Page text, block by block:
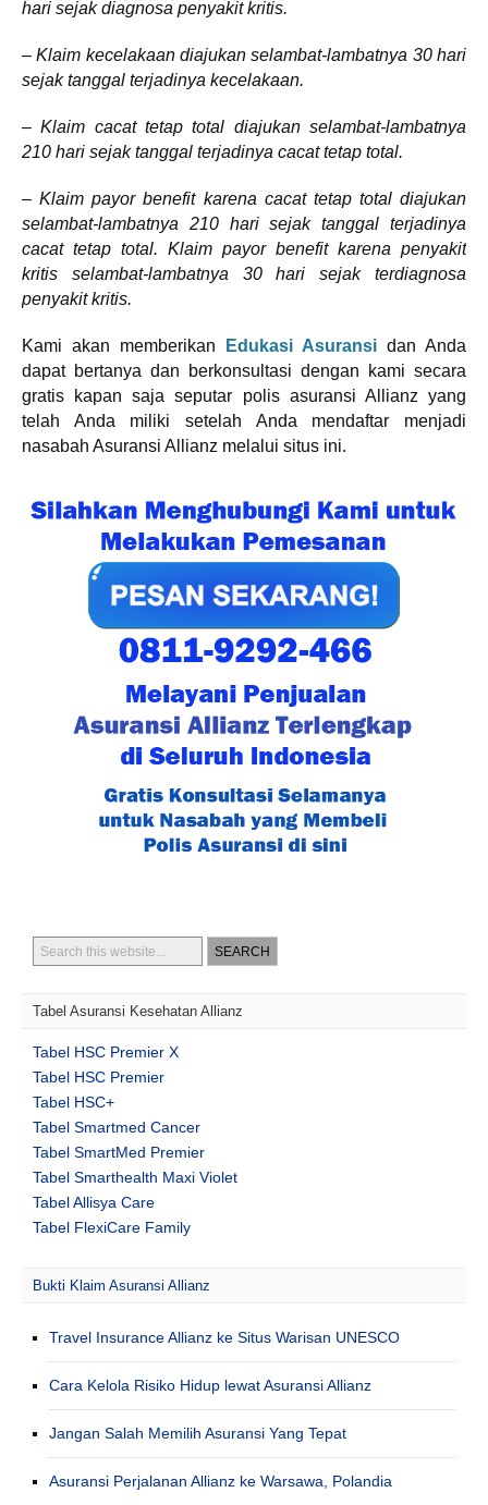
hari sejak diagnosa penyakit kritis.
– Klaim kecelakaan diajukan selambat-lambatnya 30 hari
sejak tanggal terjadinya kecelakaan.
–Klaim cacat tetap total diajukan selambat-lambatnya
210 hari sejak tanggal terjadinya cacat tetap total.
– Klaim payor benefit karena cacat tetap total diajukan
selambat-lambatnya 210 hari sejak tanggal terjadinya
cacat tetap total. Klaim payor benefit karena penyakit
kritis selambat-lambatnya 30 hari sejak terdiagnosa
penyakit kritis.
Kami akan memberikan Edukasi Asuransi dan Anda
dapat bertanya dan berkonsultasi dengan kami secara
gratis kapan saja seputar polis asuransi Allianz yang
telah Anda miliki setelah Anda mendaftar menjadi
nasabah Asuransi Allianz melalui situs ini.
Tabel Asuransi Kesehatan Allianz
Tabel HSC Premier X
Tabel HSC Premier
Tabel HSC+
Tabel Smartmed Cancer
Tabel SmartMed Premier
Tabel Smarthealth Maxi Violet
Tabel Allisya Care
Tabel FlexiCare Family
Bukti Klaim Asuransi Allianz
Travel Insurance Allianz ke Situs Warisan UNESCO
Cara Kelola Risiko Hidup lewat Asuransi Allianz
Jangan Salah Memilih Asuransi Yang Tepat
Asuransi Perjalanan Allianz ke Warsawa, Polandia